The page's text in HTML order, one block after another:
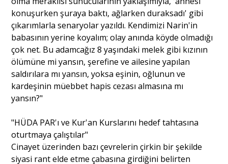
konuşurken şuraya baktı, ağlarken duraksadı' gibi
çıkarımlarla senaryolar yazıldı. Kendimizi Narin'in
babasının yerine koyalım; olay anında köyde olmadığı
çok net. Bu adamcağız 8 yaşındaki melek gibi kızının
ölümüne mi yansın, şerefine ve ailesine yapılan
saldırılara mı yansın, yoksa eşinin, oğlunun ve
kardeşinin müebbet hapis cezası almasına mı
yansın?"
"HÜDA PAR'ı ve Kur'an Kurslarını hedef tahtasına
oturtmaya çalıştılar"
Cinayet üzerinden bazı çevrelerin çirkin bir şekilde
siyasi rant elde etme çabasına girdiğini belirten